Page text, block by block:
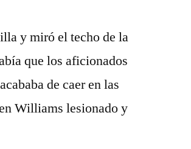
y miró el techo de la
que los aficionados
de caer en las
Williams lesionado y